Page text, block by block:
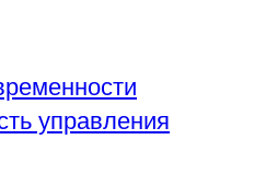
управления